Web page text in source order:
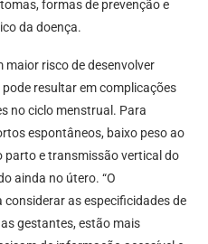
formas de prevenção e
da doença.
maior risco de desenvolver
resultar em complicações
no ciclo menstrual. Para
espontâneos, baixo peso ao
parto e transmissão vertical do
ainda no útero. “O
as especificidades de
gestantes, estão mais